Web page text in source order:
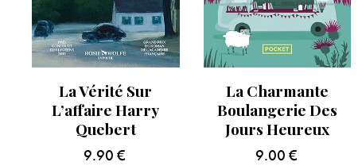
La Vérité Sur
L’affaire Harry
Quebert
9.90€
La Charmante
Boulangerie Des
Jours Heureux
9.00 €